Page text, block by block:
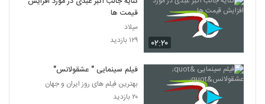
۰۲:۲۰
قیمت ها
میلاد
۱۲۹ بازدید
فیلم سینمایی " عشقولانس"
بهترین فیلم های روز ایران و جهان
۲۰ بازدید